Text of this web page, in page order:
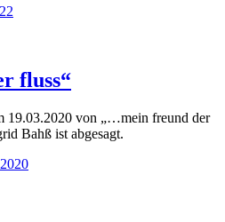
fluss“
19.03.2020 von „…mein freund der
Bahß ist abgesagt.